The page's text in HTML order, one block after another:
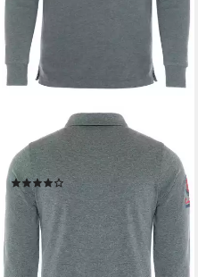
Poloshirt (1-tlg) mit Stickerei
Rugby Team
(10)
49,90 € UVP 59,90 €
-17%
lieferbar - in 3-4 Werktagen bei dir
+1